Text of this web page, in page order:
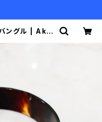
ングル | Akio